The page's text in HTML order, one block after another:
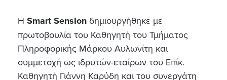
H Smart SensIon δημιουργήθηκε με
πρωτοβουλία του Καθηγητή του Τμήματος
Πληροφορικής Μάρκου Αυλωνίτη και
συμμετοχή ως ιδρυτών-εταίρων του Επίκ.
Καθηγητή Γιάννη Καρύδη και του συνεργάτη